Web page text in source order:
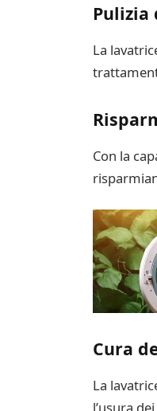
Pulizia
La
Con la
Cura
La